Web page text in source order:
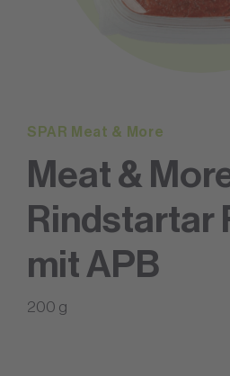
SPAR Meat & More
Meat &
Rindstartar
mit APB
200 g